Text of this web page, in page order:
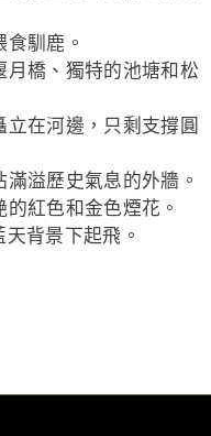
馴鹿。
橋、獨特的池塘和松
在河邊，只剩支撐圓
溢歷史氣息的外牆。
紅色和金色煙花。
背景下起飛。